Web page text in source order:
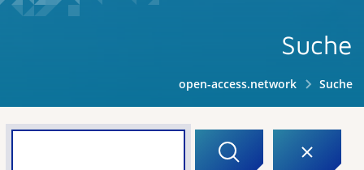
Suche
open-access.network Suche